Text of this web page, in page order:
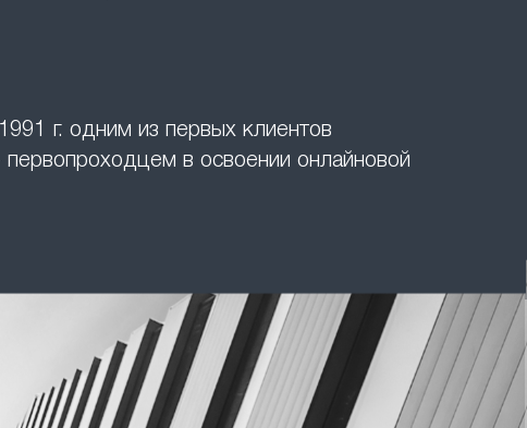
г. одним из первых клиентов
в освоении онлайновой